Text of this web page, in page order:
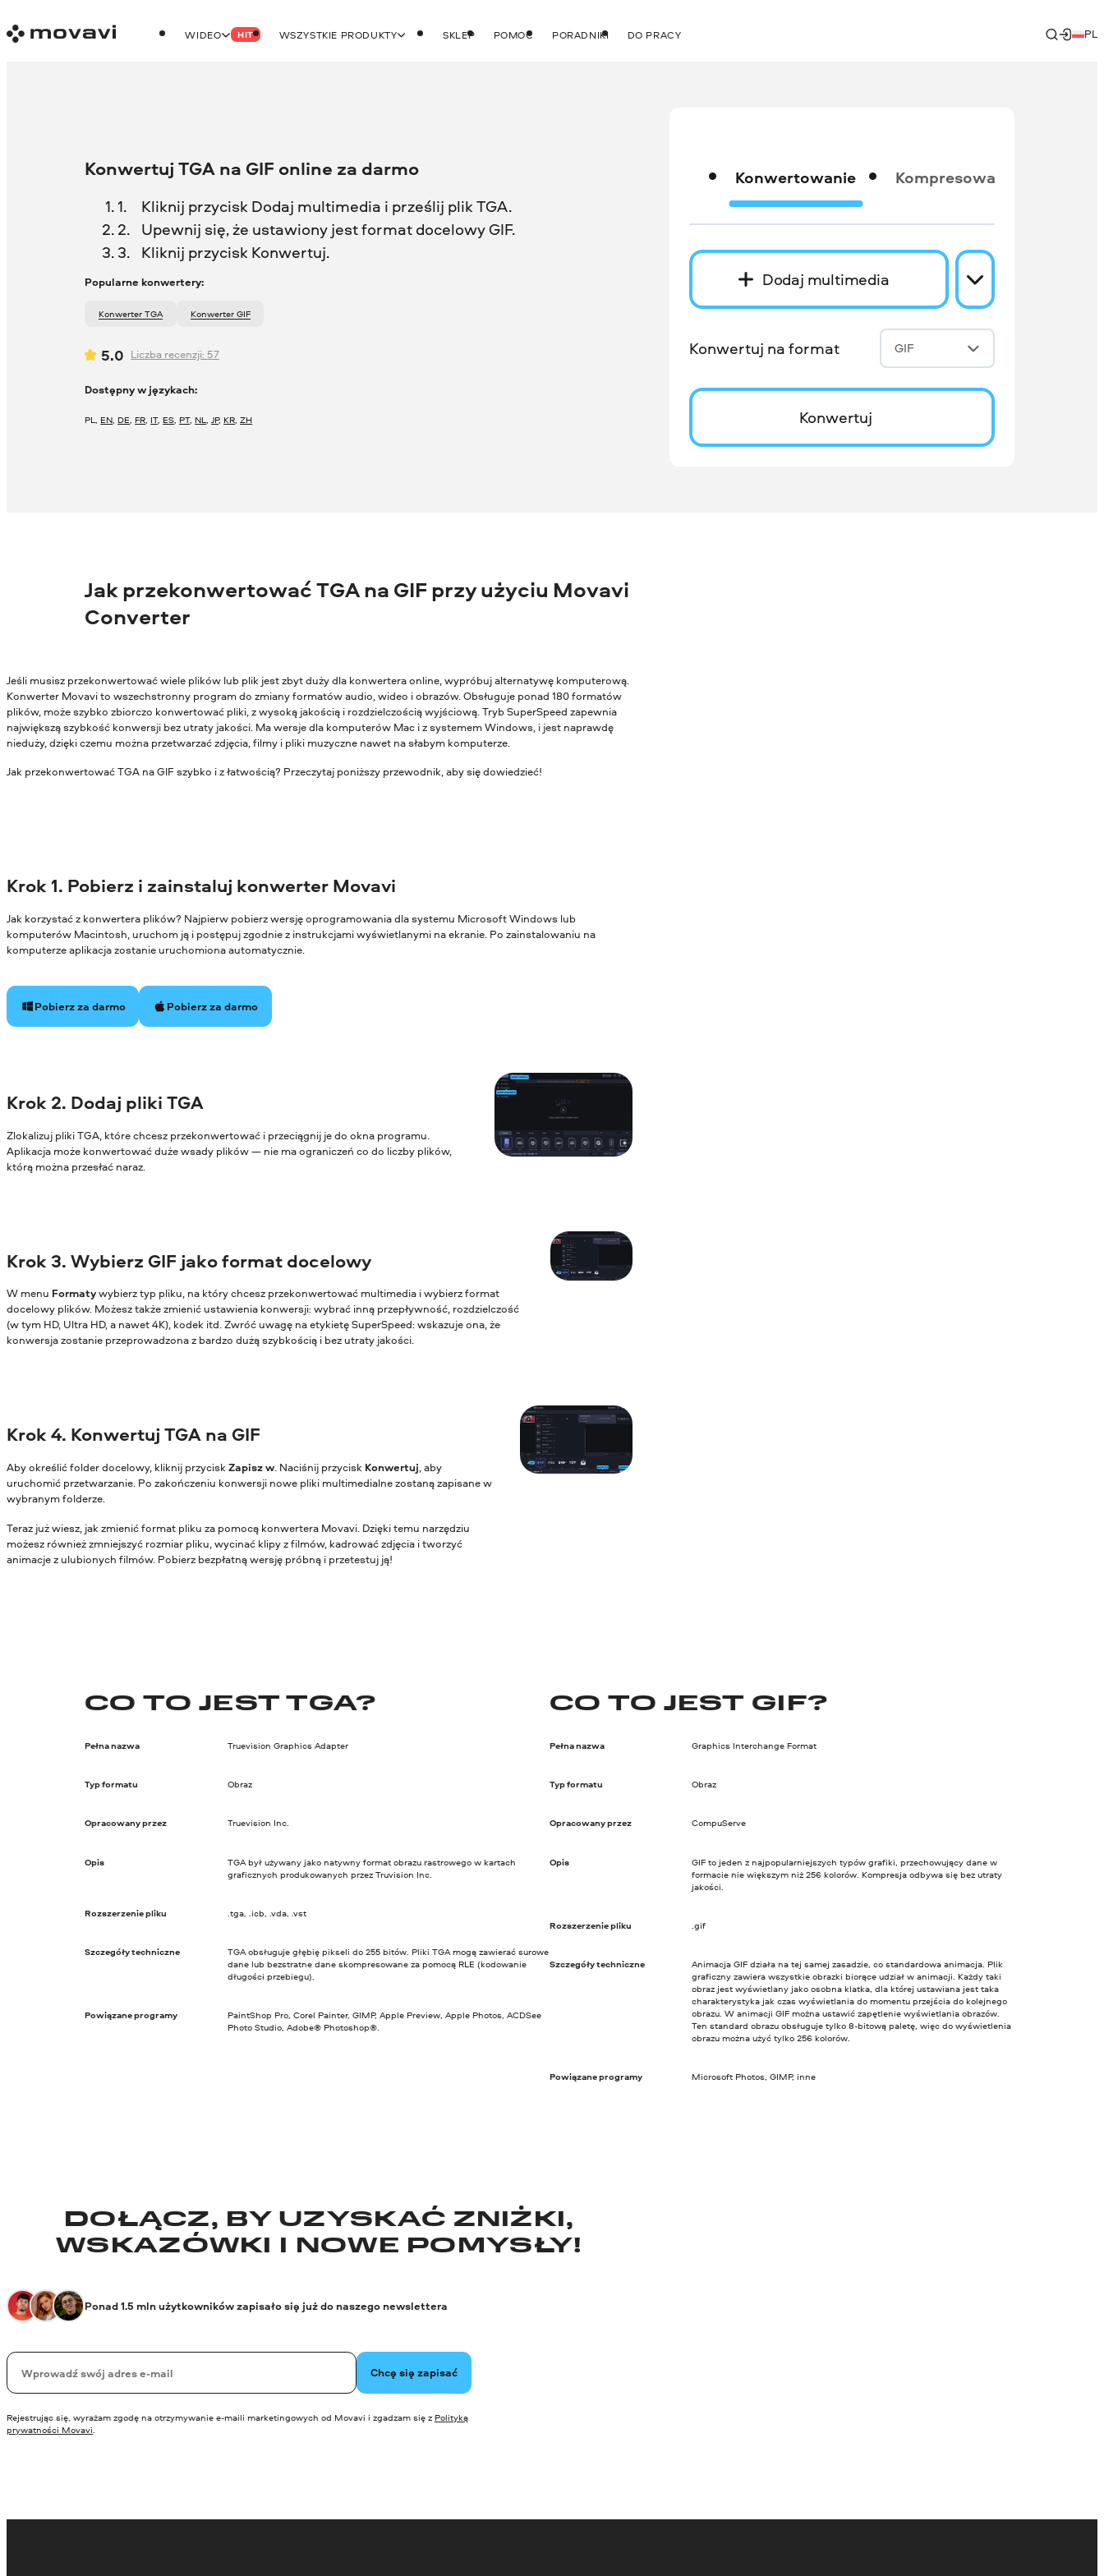
WIDEO HIT WSZYSTKIE PRODUKTY SKLEP POMOC PORADNIKI DO PRACY PL
Konwertuj TGA na GIF online za darmo
Kliknij przycisk Dodaj multimedia i prześlij plik TGA.
Upewnij się, że ustawiony jest format docelowy GIF.
Kliknij przycisk Konwertuj.
Popularne konwertery:
Konwerter TGA Konwerter GIF
5.0 Liczba recenzji: 57
Dostępny w językach:
PL, EN, DE, FR, IT, ES, PT, NL,JP, KR,ZH
Konwertowanie Kompresowanie
Dodaj multimedia
Konwertuj na format GIF
Konwertuj
Jak przekonwertować TGA na GIF przy użyciu Movavi
Converter
Jeśli musisz przekonwertować wiele plików lub plik jest zbyt duży dla konwertera online, wypróbuj alternatywę komputerową.
Konwerter Movavi to wszechstronny program do zmiany formatów audio, wideo i obrazów. Obsługuje ponad 180 formatów
plików, może szybko zbiorczo konwertować pliki, z wysoką jakością i rozdzielczością wyjściową. Tryb SuperSpeed zapewnia
największą szybkość konwersji bez utraty jakości. Ma wersje dla komputerów Mac i z systemem Windows, i jest naprawdę
nieduży, dzięki czemu można przetwarzać zdjęcia, filmy i pliki muzyczne nawet na słabym komputerze.
Jak przekonwertować TGA na GIF szybko i z łatwością? Przeczytaj poniższy przewodnik, aby się dowiedzieć!
Krok 1. Pobierz i zainstaluj konwerter Movavi
Jak korzystać z konwertera plików? Najpierw pobierz wersję oprogramowania dla systemu Microsoft Windows lub
komputerów Macintosh, uruchom ją i postępuj zgodnie z instrukcjami wyświetlanymi na ekranie. Po zainstalowaniu na
komputerze aplikacja zostanie uruchomiona automatycznie.
Pobierz za darmo Pobierz za darmo
Krok 2. Dodaj pliki TGA
Zlokalizuj pliki TGA, które chcesz przekonwertować i przeciągnij je do okna programu.
Aplikacja może konwertować duże wsady plików — nie ma ograniczeń co do liczby plików,
którą można przesłać naraz.
Krok 3. Wybierz GIF jako format docelowy
W menu Formatywybierz typ pliku, na który chcesz przekonwertować multimedia i wybierz format
docelowy plików. Możesz także zmienić ustawienia konwersji: wybrać inną przepływność, rozdzielczość
(w tym HD, Ultra HD, a nawet 4K), kodek itd. Zwróć uwagę na etykietę SuperSpeed: wskazuje ona, że
konwersja zostanie przeprowadzona z bardzo dużą szybkością i bez utraty jakości.
Krok 4. Konwertuj TGA na GIF
Aby określić folder docelowy, kliknij przyciskZapisz w. Naciśnij przycisk Konwertuj, aby
uruchomić przetwarzanie. Po zakończeniu konwersji nowe pliki multimedialne zostaną zapisane w
wybranym folderze.
Teraz już wiesz, jak zmienić format pliku za pomocą konwertera Movavi. Dzięki temu narzędziu
możesz również zmniejszyć rozmiar pliku, wycinać klipy z filmów, kadrować zdjęcia i tworzyć
animacje z ulubionych filmów. Pobierz bezpłatną wersję próbną i przetestuj ją!
CO TO JEST TGA?
Pełna nazwa Truevision Graphics Adapter
Typ formatu Obraz
Opracowany przez Truevision Inc.
Opis
TGA był używany jako natywny format obrazu rastrowego w kartach
graficznych produkowanych przez Truvision Inc.
Rozszerzenie pliku .tga, .icb, .vda, .vst
Szczegóły techniczne
TGA obsługuje głębię pikseli do 255 bitów. Pliki TGA mogą zawierać surowe
dane lub bezstratne dane skompresowane za pomocą RLE (kodowanie
długości przebiegu).
Powiązane programy
PaintShop Pro, Corel Painter, GIMP, Apple Preview, Apple Photos, ACDSee
Photo Studio, Adobe® Photoshop®.
CO TO JEST GIF?
Pełna nazwa Graphics Interchange Format
Typ formatu Obraz
Opracowany przez CompuServe
Opis
GIF to jeden z najpopularniejszych typów grafiki, przechowujący dane w
formacie nie większym niż 256 kolorów. Kompresja odbywa się bez utraty
jakości.
Rozszerzenie pliku .gif
Szczegóły techniczne
Animacja GIF działa na tej samej zasadzie, co standardowa animacja. Plik
graficzny zawiera wszystkie obrazki biorące udział w animacji. Każdy taki
obraz jest wyświetlany jako osobna klatka, dla której ustawiana jest taka
charakterystyka jak czas wyświetlania do momentu przejścia do kolejnego
obrazu. W animacji GIF można ustawić zapętlenie wyświetlania obrazów.
Ten standard obrazu obsługuje tylko 8-bitową paletę, więc do wyświetlenia
obrazu można użyć tylko 256 kolorów.
Powiązane programy Microsoft Photos, GIMP, inne
DOŁĄCZ, BY UZYSKAĆ ZNIŻKI,
WSKAZÓWKI I NOWE POMYSŁY!
Ponad 1.5 mln użytkowników zapisało się już do naszego newslettera
Twój email Chcę się zapisać
Rejestrując się, wyrażam zgodę na otrzymywanie e-maili marketingowych od Movavi i zgadzam się z Polityką
prywatności Movavi.